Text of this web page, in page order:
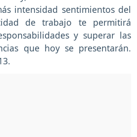
intensidad sentimientos del
de trabajo te permitirá
y superar las
que hoy se presentarán.